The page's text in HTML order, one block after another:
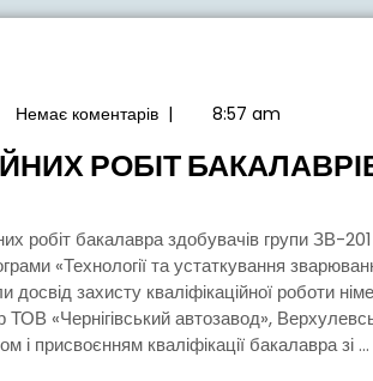
Немає коментарів | 8:57 am
РОБІТ
«Технології та устаткування
захисту кваліфікаційної роботи
ТОВ «Чернігівський автозавод»,
і присвоєнням кваліфікації бакалавра зі ...